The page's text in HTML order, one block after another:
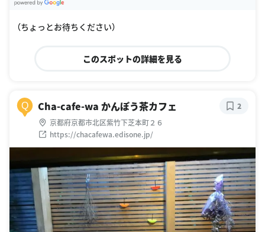
（ちょっとお待ちください）
このスポットの詳細を見る
Q Cha-cafe-wa かんぽう茶カフェ
京都府京都市北区紫竹下芝本町２６
https://chacafewa.edisone.jp/
2